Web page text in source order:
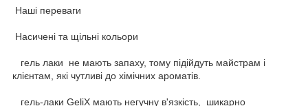
Наші переваги
Насичені та щільні кольори
гель лаки не мають запаху, тому підійдуть майстрам і
клієнтам, які чутливі до хімічних ароматів.
гель-лаки GeliX мають негучну в'язкість, шикарно